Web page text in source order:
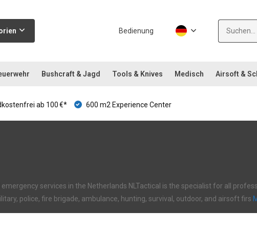
Bedienung
Bushcraft & Jagd Tools & Knives Medisch Airsoft &
ab 100 €* 600 m2 Experience Center
services in the Netherlands NLTactical is the specialist for all
police, fire brigade, ambulance, hunting, survival, outdoor, and airsoft firs